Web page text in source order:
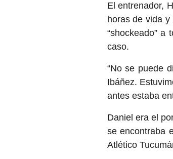
El entrenador,
horas de vida
“shockeado” a
caso.
“No se puede
Ibáñez.
antes estaba
Daniel era el
se encontraba
Atlético